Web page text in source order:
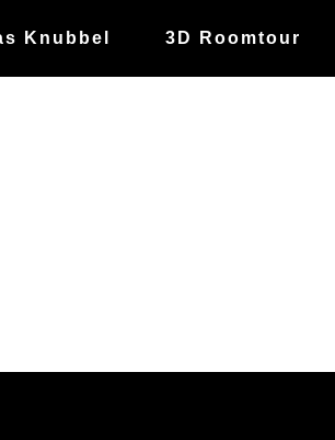
Knubbel 3D Roomtour